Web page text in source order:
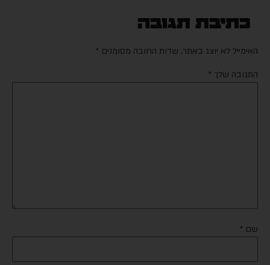
כתיבת תגובה
האימייל לא יוצג באתר. שדות החובה מסומנים *
התגובה שלך *
שם *